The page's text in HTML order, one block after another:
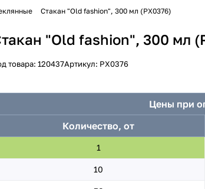
Стакан "Old fashion", 300 мл (PX0376)
"Old fashion", 300 мл
товара:120437Артикул: PX0376
Цены при
Количество, от
1
10